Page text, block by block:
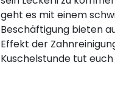
geht es mit einem
Beschäftigung bieten
Effekt der
Kuschelstunde tut